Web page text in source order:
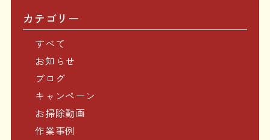
カテゴリー
すべて
お知らせ
ブログ
キャンペーン
お掃除動画
作業事例